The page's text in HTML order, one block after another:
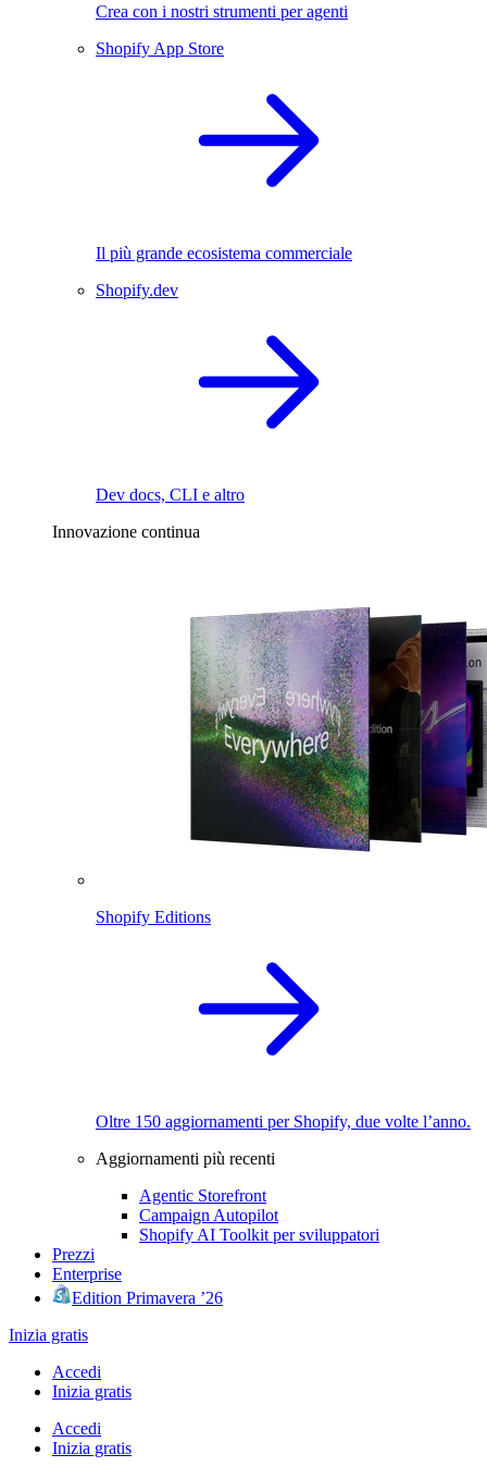
Crea con i nostri strumenti per agenti
Shopify App Store
Il più grande ecosistema commerciale
Shopify.dev
Dev docs, CLI e altro
Innovazione continua
Shopify Editions
Oltre 150 aggiornamenti per Shopify, due volte l’anno.
Aggiornamenti più recenti
Agentic Storefront
Campaign Autopilot
Shopify AI Toolkit per sviluppatori
Prezzi
Enterprise
Edition Primavera ’26
Inizia gratis
Accedi
Inizia gratis
Accedi
Inizia gratis